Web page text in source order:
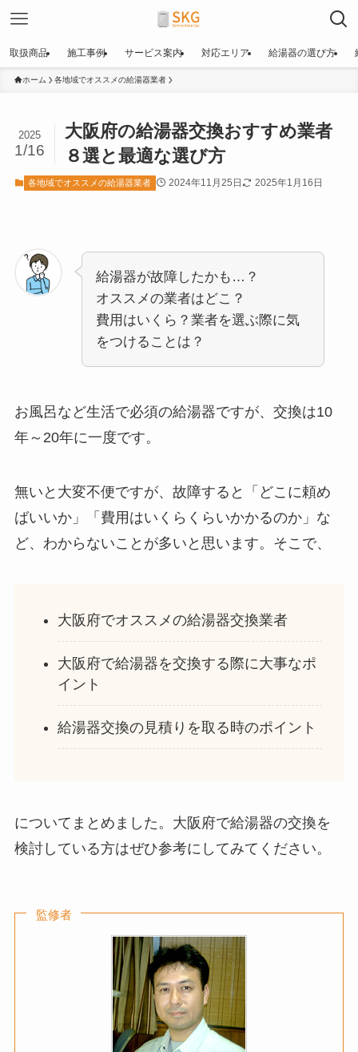
取扱商品 施工事例 サービス案内 対応エリア 給湯器の選び方
ホーム 各地域でオススメの給湯器業者
大阪府の給湯器交換おすすめ業者
８選と最適な選び方
2025
1/16
各地域でオススメの給湯器業者 2024年11月25日 2025年1月16日
給湯器が故障したかも…？
オススメの業者はどこ？
費用はいくら？業者を選ぶ際に気
をつけることは？
お風呂など生活で必須の給湯器ですが、交換は10
年～20年に一度です。
無いと大変不便ですが、故障すると「どこに頼め
ばいいか」「費用はいくらくらいかかるのか」な
ど、わからないことが多いと思います。そこで、
大阪府でオススメの給湯器交換業者
大阪府で給湯器を交換する際に大事なポ
イント
給湯器交換の見積りを取る時のポイント
についてまとめました。大阪府で給湯器の交換を
検討している方はぜひ参考にしてみてください。
監修者